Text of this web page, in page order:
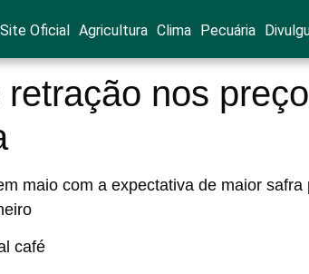
Site Oficial Agricultura Clima Pecuária
nos
maio com a expectativa de maior